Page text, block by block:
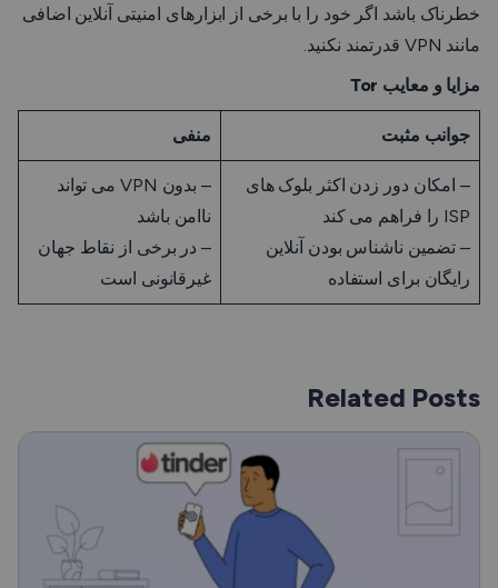
خطرناک باشد اگر خود را با برخی از ابزارهای امنیتی آنلاین اضافی
مانند VPN قدرتمند نکنید.
مزایا و معایب Tor
جوانب مثبت منفی
– امکان دور زدن اکثر بلوک های
ISP را فراهم می کند
– تضمین ناشناس بودن آنلاین
رایگان برای استفاده
– بدون VPN می تواند
ناامن باشد
– در برخی از نقاط جهان
غیرقانونی است
Related Posts